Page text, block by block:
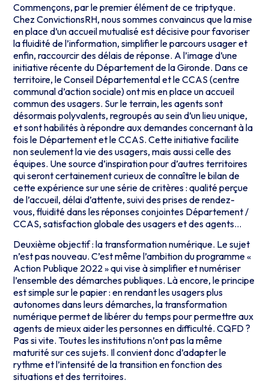
Commençons, par le premier élément de ce triptyque.
Chez ConvictionsRH, nous sommes convaincus que la mise
en place d’un accueil mutualisé est décisive pour favoriser
la fluidité de l’information, simplifier le parcours usager et
enfin, raccourcir des délais de réponse. A l’image d’une
initiative récente du Département de la Gironde. Dans ce
territoire, le Conseil Départemental et le CCAS (centre
communal d’action sociale) ont mis en place un accueil
commun des usagers. Sur le terrain, les agents sont
désormais polyvalents, regroupés au sein d’un lieu unique,
et sont habilités à répondre aux demandes concernant à la
fois le Département et le CCAS. Cette initiative facilite
non seulement la vie des usagers, mais aussi celle des
équipes. Une source d’inspiration pour d’autres territoires
qui seront certainement curieux de connaître le bilan de
cette expérience sur une série de critères :qualité perçue
de l’accueil, délai d’attente, suivi des prises de rendez-
vous, fluidité dans les réponses conjointes Département /
CCAS, satisfaction globale des usagers et des agents…
Deuxième objectif : latransformation numérique. Le sujet
n’est pas nouveau. C’est même l’ambition du programme «
Action Publique 2022 » qui vise à simplifier et numériser
l’ensemble des démarches publiques. Là encore, le principe
est simple sur le papier : en rendant les usagers plus
autonomes dans leurs démarches, latransformation
numériquepermet de libérer du temps pour permettre aux
agents de mieux aider les personnes en difficulté. CQFD ?
Pas si vite. Toutes les institutions n’ont pas la même
maturité sur ces sujets. Il convient donc d’adapter le
rythme et l’intensité de la transition en fonction des
situations et des territoires.